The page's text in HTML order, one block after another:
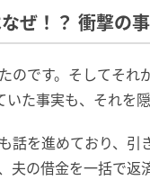
ぜ！？ 衝撃の
のです。そしてそれ
た事実も、それを
話を進めており、
夫の借金を一括で